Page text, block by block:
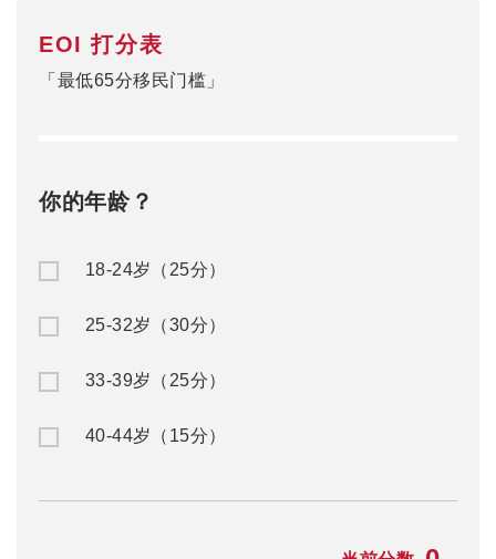
EOI 打分表
「最低65分移民门槛」
你的年龄？
18-24岁（25分）
25-32岁（30分）
33-39岁（25分）
40-44岁（15分）